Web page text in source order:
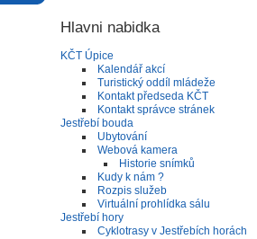
Hlavni nabidka
KČT Úpice
Kalendář akcí
Turistický oddíl mládeže
Kontakt předseda KČT
Kontakt správce stránek
Jestřebí bouda
Ubytování
Webová kamera
Historie snímků
Kudy k nám ?
Rozpis služeb
Virtuální prohlídka sálu
Jestřebí hory
Cyklotrasy v Jestřebích horách